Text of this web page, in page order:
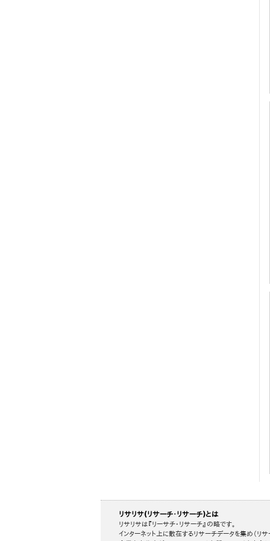
リサリサ(リサーチ・リサーチ)とは
リサリサは『リーサチ・リサーチ』の略です。
インターネット上に散在するリサーチデータを集め（リ